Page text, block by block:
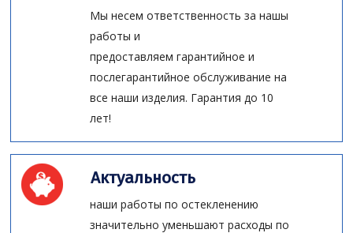
Мы несем ответственность за нашы
работы и
предоставляем гарантийное и
послегарантийное обслуживание на
все наши изделия. Гарантия до 10
лет!
Актуальность
наши работы по остекленению
значительно уменьшают расходы по